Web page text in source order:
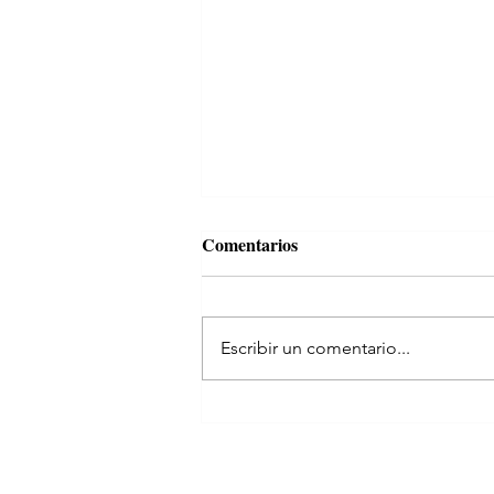
Yo manejo, Dios me guía
Comentarios
Escribir un comentario...